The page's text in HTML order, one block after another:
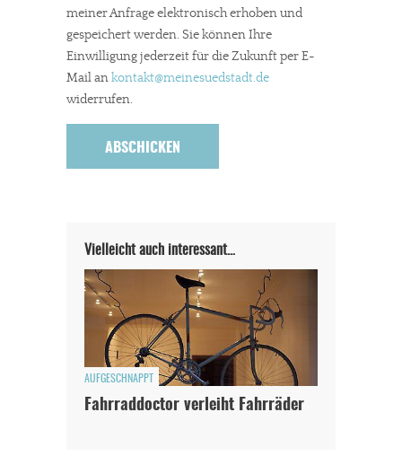
meiner Anfrage elektronisch erhoben und
gespeichert werden. Sie können Ihre
Einwilligung jederzeit für die Zukunft per E-
Mail ankontakt@meinesuedstadt.de
widerrufen.
Vielleicht auch interessant…
AUFGESCHNAPPT
Fahrraddoctor verleiht Fahrräder